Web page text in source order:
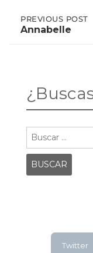
Post
PREVIOUS
POST:
PREVIOUS POST
Annabelle
Twitter